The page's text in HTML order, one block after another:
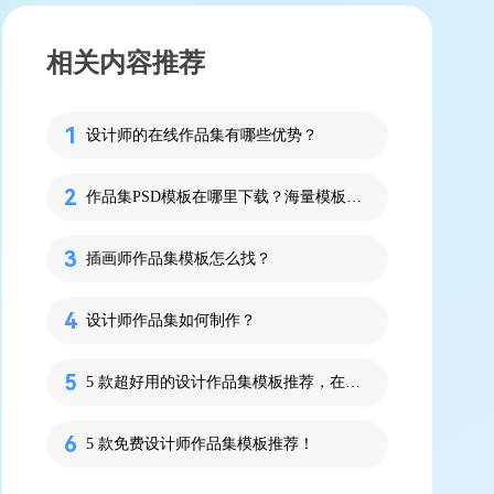
相关内容推荐
设计师的在线作品集有哪些优势？
作品集PSD模板在哪里下载？海量模板即拿即用！
插画师作品集模板怎么找？
设计师作品集如何制作？
5 款超好用的设计作品集模板推荐，在线就能用！
5 款免费设计师作品集模板推荐！